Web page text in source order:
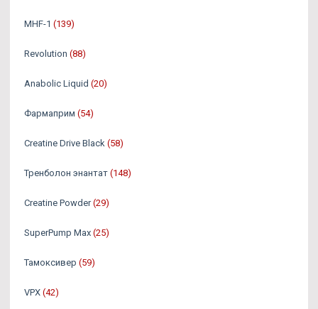
MHF-1 (139)
Revolution (88)
Anabolic Liquid (20)
Фармаприм (54)
Creatine Drive Black (58)
Тренболон энантат (148)
Creatine Powder (29)
SuperPump Max (25)
Тамоксивер (59)
VPX (42)